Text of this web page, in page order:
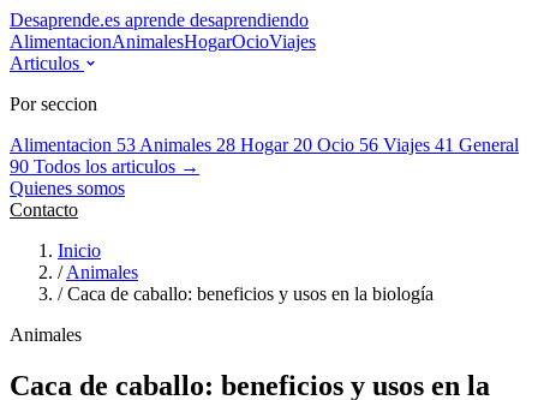
Desaprende.es aprende desaprendiendo
AlimentacionAnimalesHogarOcioViajes
Articulos
Por seccion
Alimentacion 53 Animales 28 Hogar 20 Ocio 56 Viajes 41 General
90 Todos los articulos →
Quienes somos
Contacto
Inicio
/ Animales
/ Caca de caballo: beneficios y usos en la biología
Animales
Caca de caballo: beneficios y usos en la